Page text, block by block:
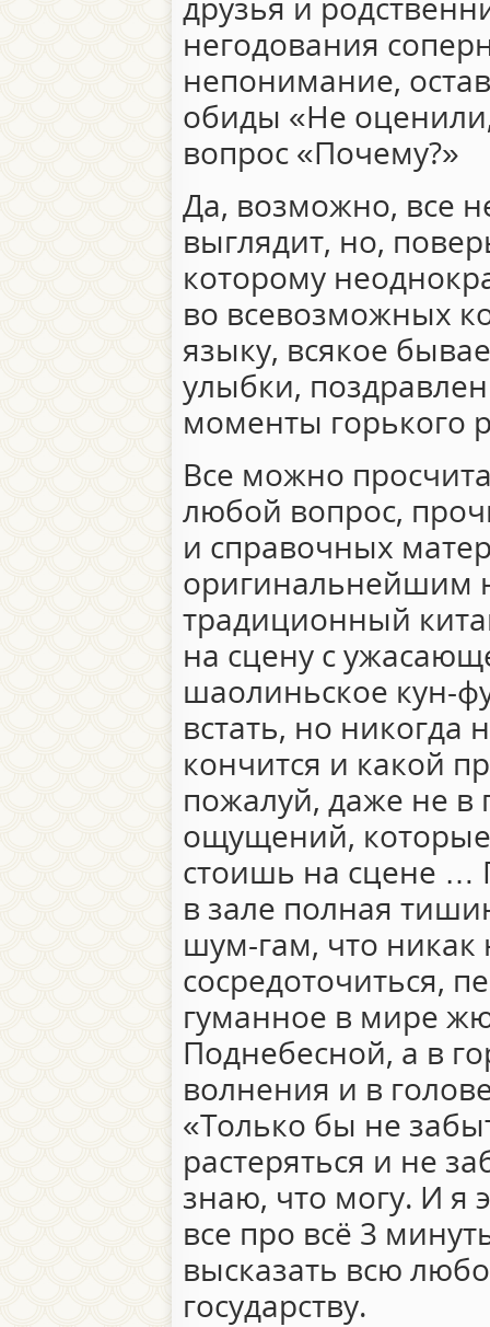
негодования
непонимание,
обиды «Не
вопрос «Почему?»
Да, возможно, все
выглядит, но,
которому
во всевозможных
языку, всякое
улыбки,
моменты горького
Все можно
любой вопрос,
и справочных
оригинальнейшим
традиционный
на сцену с
шаолиньское кун-
встать, но никогда
кончится и какой
пожалуй, даже не в
ощущений,
стоишь на сцене …
в зале полная
шум-гам, что
сосредоточиться,
гуманное в мире
Поднебесной, а в
волнения и в
«Только бы не
растеряться и не
знаю, что могу. И я
все про всё 3
высказать всю
государству.